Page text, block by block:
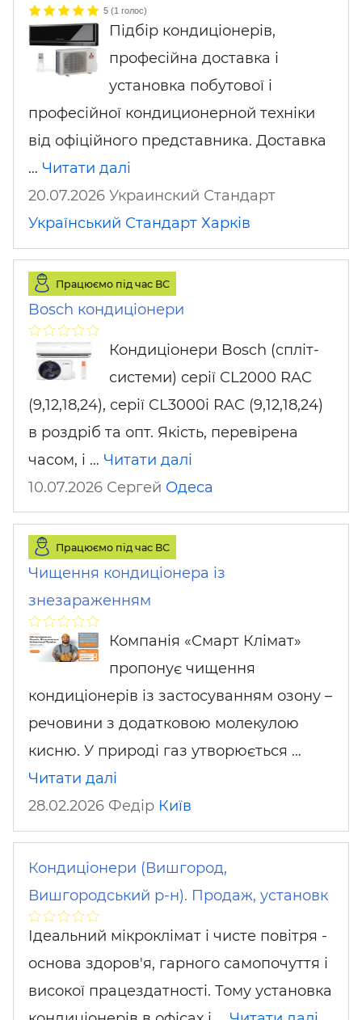
5 (1 голос)
Підбір кондиціонерів,
професійна доставка і
установка побутової і
професійної кондиционерной техніки
від офіційного представника. Доставка
… Читати далі
20.07.2026 Украинский Стандарт
Український Стандарт Харків
Працюємо під час ВС
Bosch кондиціонери
Кондиціонери Bosch (спліт-
системи) серії CL2000 RAC
(9,12,18,24), серії CL3000i RAC (9,12,18,24)
в роздріб та опт. Якість, перевірена
часом, і … Читати далі
10.07.2026 Сергей Одеса
Працюємо під час ВС
Чищення кондиціонера із
знезараженням
Компанія «Смарт Клімат»
пропонує чищення
кондиціонерів із застосуванням озону –
речовини з додатковою молекулою
кисню. У природі газ утворюється …
Читати далі
28.02.2026 Федір Київ
Кондиціонери (Вишгород,
Вишгородський р-н). Продаж, установк
Ідеальний мікроклімат і чисте повітря -
основа здоров'я, гарного самопочуття і
високої працездатності. Тому установка